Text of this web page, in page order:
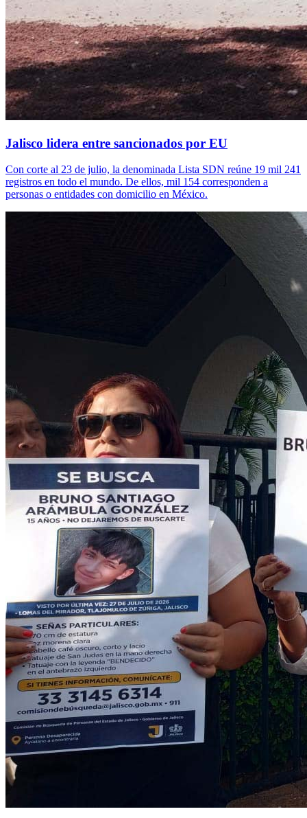
Jalisco lidera entre sancionados por EU
Con corte al 23 de julio, la denominada Lista SDN reúne 19 mil 241
registros en todo el mundo. De ellos, mil 154 corresponden a
personas o entidades con domicilio en México.